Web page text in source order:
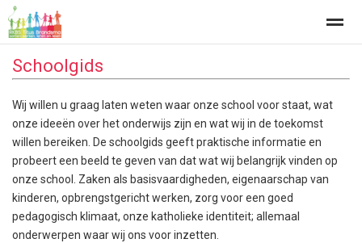
Home Zoeken Nieuws Agenda
Schoolgids
Wij willen u graag laten weten waar onze school voor staat, wat
onze ideeën over het onderwijs zijn en wat wij in de toekomst
willen bereiken. De schoolgids geeft praktische informatie en
probeert een beeld te geven van dat wat wij belangrijk vinden op
onze school. Zaken als basisvaardigheden, eigenaarschap van
kinderen, opbrengstgericht werken, zorg voor een goed
pedagogisch klimaat, onze katholieke identiteit; allemaal
onderwerpen waar wij ons voor inzetten.